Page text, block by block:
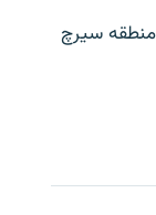
منطقه سیرچ